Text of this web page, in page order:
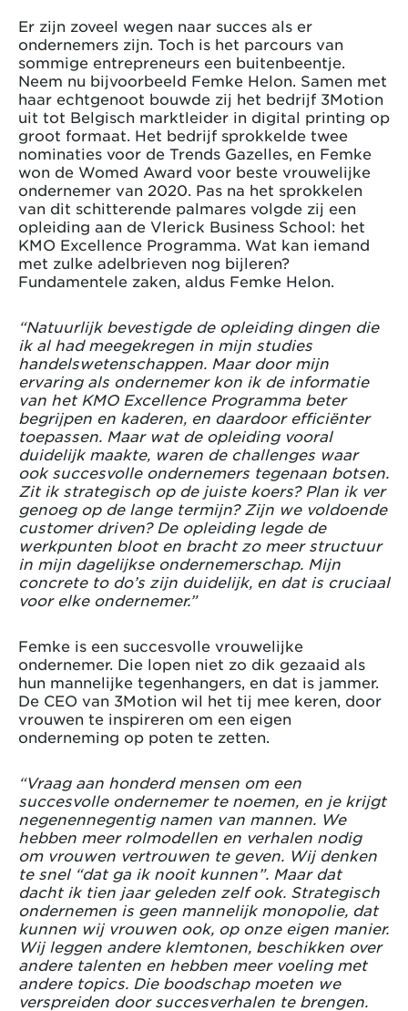
Er zijn zoveel wegen naar succes als er
ondernemers zijn. Toch is het parcours van
sommige entrepreneurs een buitenbeentje.
Neem nu bijvoorbeeld Femke Helon. Samen met
haar echtgenoot bouwde zij het bedrijf 3Motion
uit tot Belgisch marktleider in digital printing op
groot formaat. Het bedrijf sprokkelde twee
nominaties voor de Trends Gazelles, en Femke
won de Womed Award voor beste vrouwelijke
ondernemer van 2020. Pas na het sprokkelen
van dit schitterende palmares volgde zij een
opleiding aan de Vlerick Business School: het
KMO Excellence Programma. Wat kan iemand
met zulke adelbrieven nog bijleren?
Fundamentele zaken, aldus Femke Helon.
“Natuurlijk bevestigde de opleiding dingen die
ik al had meegekregen in mijn studies
handelswetenschappen. Maar door mijn
ervaring als ondernemer kon ik de informatie
van het KMO Excellence Programma beter
begrijpen en kaderen, en daardoor efficiënter
toepassen. Maar wat de opleiding vooral
duidelijk maakte, waren de challenges waar
ook succesvolle ondernemers tegenaan botsen.
Zit ik strategisch op de juiste koers? Plan ik ver
genoeg op de lange termijn? Zijn we voldoende
customer driven? De opleiding legde de
werkpunten bloot en bracht zo meer structuur
in mijn dagelijkse ondernemerschap. Mijn
concrete to do’s zijn duidelijk, en dat is cruciaal
voor elke ondernemer.”
Femke is een succesvolle vrouwelijke
ondernemer. Die lopen niet zo dik gezaaid als
hun mannelijke tegenhangers, en dat is jammer.
De CEO van 3Motion wil het tij mee keren, door
vrouwen te inspireren om een eigen
onderneming op poten te zetten.
“Vraag aan honderd mensen om een
succesvolle ondernemer te noemen, en je krijgt
negenennegentig namen van mannen. We
hebben meer rolmodellen en verhalen nodig
om vrouwen vertrouwen te geven. Wij denken
te snel “dat ga ik nooit kunnen”. Maar dat
dacht ik tien jaar geleden zelf ook. Strategisch
ondernemen is geen mannelijk monopolie, dat
kunnen wij vrouwen ook, op onze eigen manier.
Wij leggen andere klemtonen, beschikken over
andere talenten en hebben meer voeling met
andere topics. Die boodschap moeten we
verspreiden door succesverhalen te brengen.